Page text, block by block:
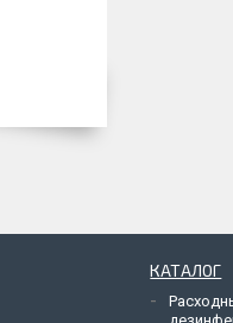
КАТАЛОГ